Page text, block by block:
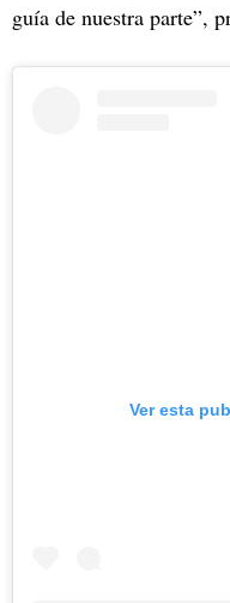
guía de nuestra parte”,
Ver esta